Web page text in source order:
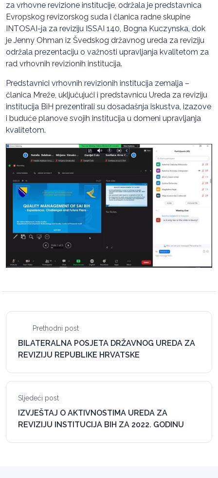
za vrhovne revizione institucije, održala je predstavnica
Evropskog revizorskog suda i članica radne skupine
INTOSAI-ja za reviziju ISSAI 140, Bogna Kuczynska, dok
je Jenny Ohman iz Švedskog državnog ureda za reviziju
održala prezentaciju o važnosti upravljanja kvalitetom za
rad vrhovnih revizionih institucija.
Predstavnici vrhovnih revizionih institucija zemalja –
članica Mreže, uključujući i predstavnicu Ureda za reviziju
institucija BiH prezentirali su dosadašnja iskustva, izazove
i buduće planove svojih institucija u domeni upravljanja
kvalitetom.
Prethodni post
BILATERALNA POSJETA DRŽAVNOG UREDA ZA
REVIZIJU REPUBLIKE HRVATSKE
Sljedeći post
IZVJEŠTAJ O AKTIVNOSTIMA UREDA ZA
REVIZIJU INSTITUCIJA BIH ZA 2022. GODINU